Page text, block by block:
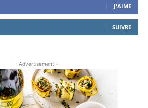
J'AIME
SUIVRE
- Advertisement -